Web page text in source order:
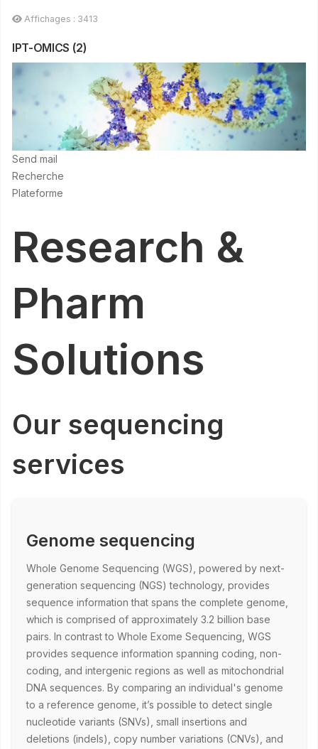
Affichages : 3413
IPT-OMICS (2)
Send mail
Recherche
Plateforme
Research &
Pharm
Solutions
Our sequencing
services
Genome sequencing
Whole Genome Sequencing (WGS), powered by next-
generation sequencing (NGS) technology, provides
sequence information that spans the complete genome,
which is comprised of approximately 3.2 billion base
pairs. In contrast to Whole Exome Sequencing, WGS
provides sequence information spanning coding, non-
coding, and intergenic regions as well as mitochondrial
DNA sequences. By comparing an individual's genome
to a reference genome, it’s possible to detect single
nucleotide variants (SNVs), small insertions and
deletions (indels), copy number variations (CNVs), and